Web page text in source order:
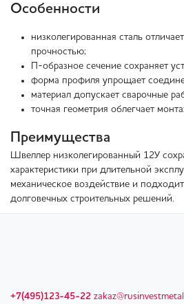
Особенности
низколегированная сталь
прочностью;
П-образное сечение сохраняет
форма профиля упрощает
материал допускает сварочные
точная геометрия облегчает
Преимущества
Швеллер низколегированный 12У
характеристики при длительной
механическое воздействие и
долговечных строительных решений.
+7(495)123-45-22